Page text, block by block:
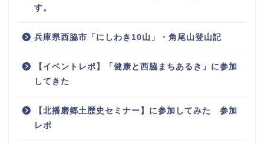
す。
兵庫県西脇市「にしわき10山」・角尾山登山記
【イベントレポ】「健康と西脇まちあるき」に参加
してきた
【北播磨郷土歴史セミナー】に参加してみた 参加
レポ